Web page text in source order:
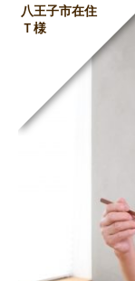
八王子市在住
Ｔ様